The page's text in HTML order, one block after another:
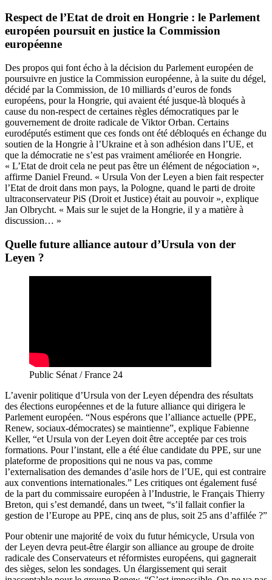
Respect de l’Etat de droit en Hongrie : le Parlement
européen poursuit en justice la Commission
européenne
Des propos qui font écho à la décision du Parlement européen de
poursuivre en justice la Commission européenne, à la suite du dégel,
décidé par la Commission, de 10 milliards d’euros de fonds
européens, pour la Hongrie, qui avaient été jusque-là bloqués à
cause du non-respect de certaines règles démocratiques par le
gouvernement de droite radicale de Viktor Orban. Certains
eurodéputés estiment que ces fonds ont été débloqués en échange du
soutien de la Hongrie à l’Ukraine et à son adhésion dans l’UE, et
que la démocratie ne s’est pas vraiment améliorée en Hongrie.
« L’Etat de droit cela ne peut pas être un élément de négociation »,
affirme Daniel Freund. « Ursula Von der Leyen a bien fait respecter
l’Etat de droit dans mon pays, la Pologne, quand le parti de droite
ultraconservateur PiS (Droit et Justice) était au pouvoir », explique
Jan Olbrycht. « Mais sur le sujet de la Hongrie, il y a matière à
discussion… »
Quelle future alliance autour d’Ursula von der
Leyen ?
Public Sénat / France 24
L’avenir politique d’Ursula von der Leyen dépendra des résultats
des élections européennes et de la future alliance qui dirigera le
Parlement européen. “Nous espérons que l’alliance actuelle (PPE,
Renew, sociaux-démocrates) se maintienne”, explique Fabienne
Keller, “et Ursula von der Leyen doit être acceptée par ces trois
formations. Pour l’instant, elle a été élue candidate du PPE, sur une
plateforme de propositions qui ne nous va pas, comme
l’externalisation des demandes d’asile hors de l’UE, qui est contraire
aux conventions internationales.” Les critiques ont également fusé
de la part du commissaire européen à l’Industrie, le Français Thierry
Breton, qui s’est demandé, dans un tweet, “s’il fallait confier la
gestion de l’Europe au PPE, cinq ans de plus, soit 25 ans d’affilée ?”
Pour obtenir une majorité de voix du futur hémicycle, Ursula von
der Leyen devra peut-être élargir son alliance au groupe de droite
radicale des Conservateurs et réformistes européens, qui gagnerait
des sièges, selon les sondages. Un élargissement qui serait